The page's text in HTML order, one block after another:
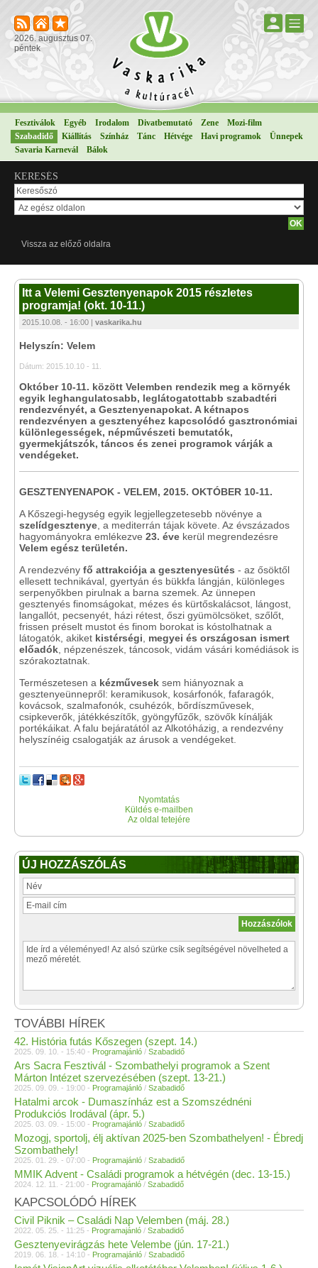
2026. augusztus 07.
péntek
Fesztiválok Egyéb Irodalom Divatbemutató Zene
Mozi-film
Szabadidő
Kiállítás Színház Tánc Hétvége Havi programok
Ünnepek
Savaria Karnevál
Bálok
KERESÉS
Vissza az előző oldalra
Itt a Velemi Gesztenyenapok 2015 részletes
programja! (okt. 10-11.)
2015.10.08. - 16:00 | vaskarika.hu
Helyszín: Velem
Dátum: 2015.10.10 - 11.
Október 10-11. között Velemben rendezik meg a környék
egyik leghangulatosabb, leglátogatottabb szabadtéri
rendezvényét, a Gesztenyenapokat. A kétnapos
rendezvényen a gesztenyéhez kapcsolódó gasztronómiai
különlegességek, népművészeti bemutatók,
gyermekjátszók, táncos és zenei programok várják a
vendégeket.
GESZTENYENAPOK - VELEM, 2015. OKTÓBER 10-11.
A Kőszegi-hegység egyik legjellegzetesebb növénye a
szelídgesztenye , a mediterrán tájak követe. Az évszázados
hagyományokra emlékezve 23. éve kerül megrendezésre
Velem egész területén.
A rendezvény fő attrakciója a gesztenyesütés - az ősöktől
ellesett technikával, gyertyán és bükkfa lángján, különleges
serpenyőkben pirulnak a barna szemek. Az ünnepen
gesztenyés finomságokat, mézes és kürtőskalácsot, lángost,
langallót, pecsenyét, házi rétest, őszi gyümölcsöket, szőlőt,
frissen préselt mustot és finom borokat is kóstolhatnak a
látogatók, akiket kistérségi
megyei és országosan ismert
előadók , népzenészek, táncosok, vidám vásári komédiások is
szórakoztatnak.
Természetesen a kézművesek sem hiányoznak a
gesztenyeünnepről: keramikusok, kosárfonók, fafaragók,
kovácsok, szalmafonók, csuhézók, bőrdíszművesek,
csipkeverők, játékkészítők, gyöngyfűzők, szövők kínálják
portékáikat. A falu bejáratától az Alkotóházig, a rendezvény
helyszínéig csalogatják az árusok a vendégeket.
Nyomtatás
Küldés e-mailben
Az oldal tetejére
ÚJ HOZZÁSZÓLÁS
TOVÁBBI HÍREK
42. História futás Kőszegen (szept. 14.)
2025. 09. 10. - 15:40 - Programajánló / Szabadidő
Ars Sacra Fesztivál - Szombathelyi programok a Szent
Márton Intézet szervezésében (szept. 13-21.)
2025. 09. 09. - 19:00 - Programajánló / Szabadidő
Hatalmi arcok - Dumaszínház est a Szomszédnéni
Produkciós Irodával (ápr. 5.)
2025. 03. 09. - 15:00 - Programajánló / Szabadidő
Mozogj, sportolj, élj aktívan 2025-ben Szombathelyen! - Ébredj
Szombathely!
2025. 01. 29. - 07:00 - Programajánló / Szabadidő
MMIK Advent - Családi programok a hétvégén (dec. 13-15.)
2024. 12. 11. - 21:00 - Programajánló / Szabadidő
KAPCSOLÓDÓ HÍREK
Civil Piknik – Családi Nap Velemben (máj. 28.)
2022. 05. 25. - 11:25 - Programajánló / Szabadidő
Gesztenyevirágzás hete Velembe (jún. 17-21.)
2019. 06. 18. - 14:10 - Programajánló / Szabadidő